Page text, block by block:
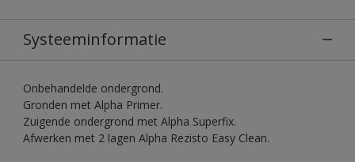
Systeeminformatie
Onbehandelde ondergrond.
Gronden met Alpha Primer.
Zuigende ondergrond met Alpha Superfix.
Afwerken met 2 lagen Alpha Rezisto Easy Clean.